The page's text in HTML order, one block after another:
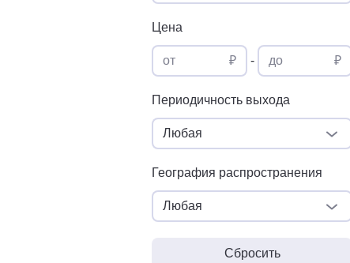
Цена
от ₽ - до ₽
Периодичность выхода
Любая
География распространения
Любая
Сбросить